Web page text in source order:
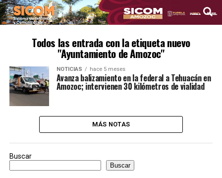
Todos las entrada con la etiqueta nuevo
"Ayuntamiento de Amozoc"
NOTICIAS hace 5 meses
Avanza balizamiento en la federal a Tehuacán en
Amozoc; intervienen 30 kilómetros de vialidad
MÁS NOTAS
Buscar
Buscar